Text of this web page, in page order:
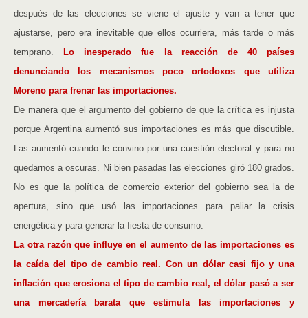
después de las elecciones se viene el ajuste y van a tener que
ajustarse, pero era inevitable que ellos ocurriera, más tarde o más
temprano.
Lo inesperado fue la reacción de 40 países
denunciando los mecanismos poco ortodoxos que utiliza
Moreno para frenar las importaciones.
De manera que el argumento del gobierno de que la crítica es injusta
porque Argentina aumentó sus importaciones es más que discutible.
Las aumentó cuando le convino por una cuestión electoral y para no
quedarnos a oscuras. Ni bien pasadas las elecciones giró 180 grados.
No es que la política de comercio exterior del gobierno sea la de
apertura, sino que usó las importaciones para paliar la crisis
energética y para generar la fiesta de consumo.
La otra razón que influye en el aumento de las importaciones es
la caída del tipo de cambio real. Con un dólar casi fijo y una
inflación que erosiona el tipo de cambio real, el dólar pasó a ser
una mercadería barata que estimula las importaciones y